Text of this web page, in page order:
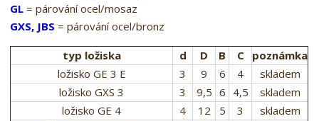
GL = párování ocel/mosaz
GXS, JBS = párování ocel/bronz
typ ložiska d D B C
poznámka
ložisko GE 3 E
3 9 6 4
skladem
ložisko GXS 3
3 9,5 6 4,5
skladem
ložisko GE 4
4 12 5 3
skladem